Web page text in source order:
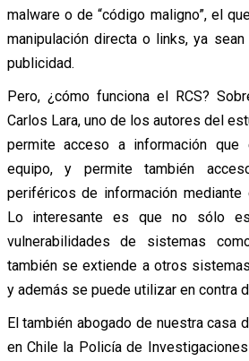
malware o de “código maligno”, el
manipulación directa o links, ya
publicidad.
Pero, ¿cómo funciona el RCS?
Carlos Lara, uno de los autores del
permite acceso a información que
equipo, y permite también
periféricos de información mediante
Lo interesante es que no sólo
vulnerabilidades de sistemas
también se extiende a otros
y además se puede utilizar en contra
El también abogado de nuestra casa
en Chile la Policía de